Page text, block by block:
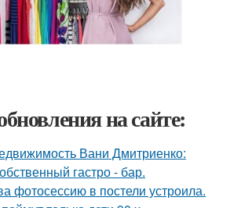
на сайте:
Вани Дмитриенко:
гастро - бар.
фотосессию в постели устроила.